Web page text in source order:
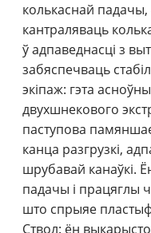
колькаснай
кантраляваць
ў адпаведнасці з
забяспечваць
экіпаж: гэта
двухшнекового
паступова
канца разгрузкі,
шрубавай канаўкі.
падачы і працяглы
што спрыяе
Ствол: ён